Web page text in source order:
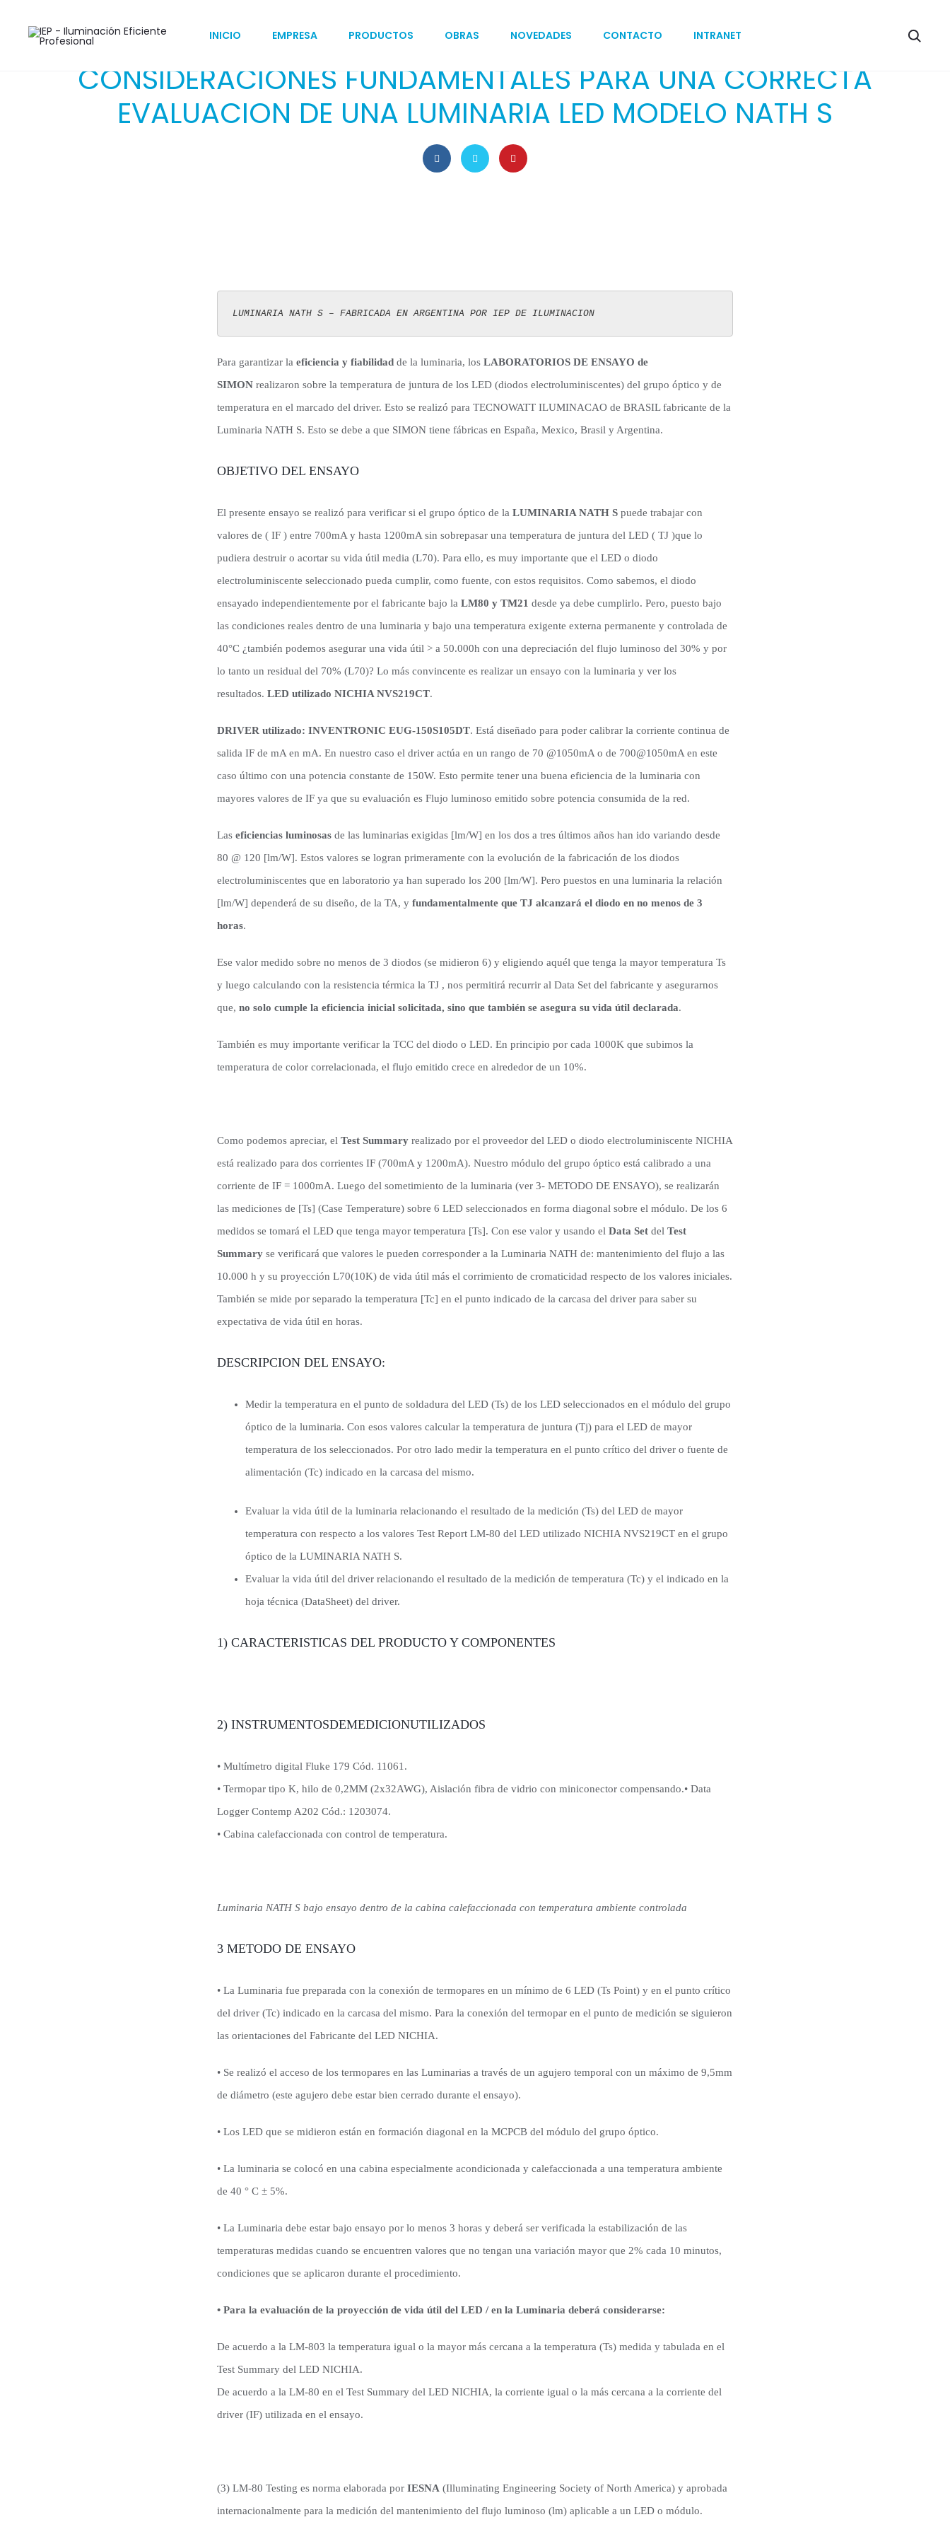
INICIO EMPRESA PRODUCTOS OBRAS NOVEDADES CONTACTO INTRANET
CONSIDERACIONES FUNDAMENTALES PARA UNA CORRECTA
EVALUACION DE UNA LUMINARIA LED MODELO NATH S
LUMINARIA NATH S – FABRICADA EN ARGENTINA POR IEP DE ILUMINACION
Para garantizar la eficiencia y fiabilidad de la luminaria, los LABORATORIOS DE ENSAYO de
SIMON realizaron sobre la temperatura de juntura de los LED (diodos electroluminiscentes) del grupo óptico y de
temperatura en el marcado del driver. Esto se realizó para TECNOWATT ILUMINACAO de BRASIL fabricante de la
Luminaria NATH S. Esto se debe a que SIMON tiene fábricas en España, Mexico, Brasil y Argentina.
OBJETIVO DEL ENSAYO
El presente ensayo se realizó para verificar si el grupo óptico de la LUMINARIA NATH S puede trabajar con
valores de ( IF ) entre 700mA y hasta 1200mA sin sobrepasar una temperatura de juntura del LED ( TJ )que lo
pudiera destruir o acortar su vida útil media (L70). Para ello, es muy importante que el LED o diodo
electroluminiscente seleccionado pueda cumplir, como fuente, con estos requisitos. Como sabemos, el diodo
ensayado independientemente por el fabricante bajo la LM80 y TM21 desde ya debe cumplirlo. Pero, puesto bajo
las condiciones reales dentro de una luminaria y bajo una temperatura exigente externa permanente y controlada de
40°C ¿también podemos asegurar una vida útil > a 50.000h con una depreciación del flujo luminoso del 30% y por
lo tanto un residual del 70% (L70)? Lo más convincente es realizar un ensayo con la luminaria y ver los
resultados. LED utilizado NICHIA NVS219CT.
DRIVER utilizado: INVENTRONIC EUG-150S105DT. Está diseñado para poder calibrar la corriente continua de
salida IF de mA en mA. En nuestro caso el driver actúa en un rango de 70 @1050mA o de 700@1050mA en este
caso último con una potencia constante de 150W. Esto permite tener una buena eficiencia de la luminaria con
mayores valores de IF ya que su evaluación es Flujo luminoso emitido sobre potencia consumida de la red.
Las eficiencias luminosas de las luminarias exigidas [lm/W] en los dos a tres últimos años han ido variando desde
80 @ 120 [lm/W]. Estos valores se logran primeramente con la evolución de la fabricación de los diodos
electroluminiscentes que en laboratorio ya han superado los 200 [lm/W]. Pero puestos en una luminaria la relación
[lm/W] dependerá de su diseño, de la TA, y fundamentalmente que TJ alcanzará el diodo en no menos de 3
horas.
Ese valor medido sobre no menos de 3 diodos (se midieron 6) y eligiendo aquél que tenga la mayor temperatura Ts
y luego calculando con la resistencia térmica la TJ , nos permitirá recurrir al Data Set del fabricante y asegurarnos
que, no solo cumple la eficiencia inicial solicitada, sino que también se asegura su vida útil declarada.
También es muy importante verificar la TCC del diodo o LED. En principio por cada 1000K que subimos la
temperatura de color correlacionada, el flujo emitido crece en alrededor de un 10%.
Como podemos apreciar, el Test Summary realizado por el proveedor del LED o diodo electroluminiscente NICHIA
está realizado para dos corrientes IF (700mA y 1200mA). Nuestro módulo del grupo óptico está calibrado a una
corriente de IF = 1000mA. Luego del sometimiento de la luminaria (ver 3- METODO DE ENSAYO), se realizarán
las mediciones de [Ts] (Case Temperature) sobre 6 LED seleccionados en forma diagonal sobre el módulo. De los 6
medidos se tomará el LED que tenga mayor temperatura [Ts]. Con ese valor y usando el Data Set del Test
Summary se verificará que valores le pueden corresponder a la Luminaria NATH de: mantenimiento del flujo a las
10.000 h y su proyección L70(10K) de vida útil más el corrimiento de cromaticidad respecto de los valores iniciales.
También se mide por separado la temperatura [Tc] en el punto indicado de la carcasa del driver para saber su
expectativa de vida útil en horas.
DESCRIPCION DEL ENSAYO:
Medir la temperatura en el punto de soldadura del LED (Ts) de los LED seleccionados en el módulo del grupo
óptico de la luminaria. Con esos valores calcular la temperatura de juntura (Tj) para el LED de mayor
temperatura de los seleccionados. Por otro lado medir la temperatura en el punto crítico del driver o fuente de
alimentación (Tc) indicado en la carcasa del mismo.
Evaluar la vida útil de la luminaria relacionando el resultado de la medición (Ts) del LED de mayor
temperatura con respecto a los valores Test Report LM-80 del LED utilizado NICHIA NVS219CT en el grupo
óptico de la LUMINARIA NATH S.
Evaluar la vida útil del driver relacionando el resultado de la medición de temperatura (Tc) y el indicado en la
hoja técnica (DataSheet) del driver.
1) CARACTERISTICAS DEL PRODUCTO Y COMPONENTES
2) INSTRUMENTOSDEMEDICIONUTILIZADOS
• Multímetro digital Fluke 179 Cód. 11061.
• Termopar tipo K, hilo de 0,2MM (2x32AWG), Aislación fibra de vidrio con miniconector compensando.• Data
Logger Contemp A202 Cód.: 1203074.
• Cabina calefaccionada con control de temperatura.
Luminaria NATH S bajo ensayo dentro de la cabina calefaccionada con temperatura ambiente controlada
3 METODO DE ENSAYO
• La Luminaria fue preparada con la conexión de termopares en un mínimo de 6 LED (Ts Point) y en el punto crítico
del driver (Tc) indicado en la carcasa del mismo. Para la conexión del termopar en el punto de medición se siguieron
las orientaciones del Fabricante del LED NICHIA.
• Se realizó el acceso de los termopares en las Luminarias a través de un agujero temporal con un máximo de 9,5mm
de diámetro (este agujero debe estar bien cerrado durante el ensayo).
• Los LED que se midieron están en formación diagonal en la MCPCB del módulo del grupo óptico.
• La luminaria se colocó en una cabina especialmente acondicionada y calefaccionada a una temperatura ambiente
de 40 ° C ± 5%.
• La Luminaria debe estar bajo ensayo por lo menos 3 horas y deberá ser verificada la estabilización de las
temperaturas medidas cuando se encuentren valores que no tengan una variación mayor que 2% cada 10 minutos,
condiciones que se aplicaron durante el procedimiento.
• Para la evaluación de la proyección de vida útil del LED / en la Luminaria deberá considerarse:
De acuerdo a la LM-803 la temperatura igual o la mayor más cercana a la temperatura (Ts) medida y tabulada en el
Test Summary del LED NICHIA.
De acuerdo a la LM-80 en el Test Summary del LED NICHIA, la corriente igual o la más cercana a la corriente del
driver (IF) utilizada en el ensayo.
(3) LM-80 Testing es norma elaborada por IESNA (Illuminating Engineering Society of North America) y aprobada
internacionalmente para la medición del mantenimiento del flujo luminoso (lm) aplicable a un LED o módulo.